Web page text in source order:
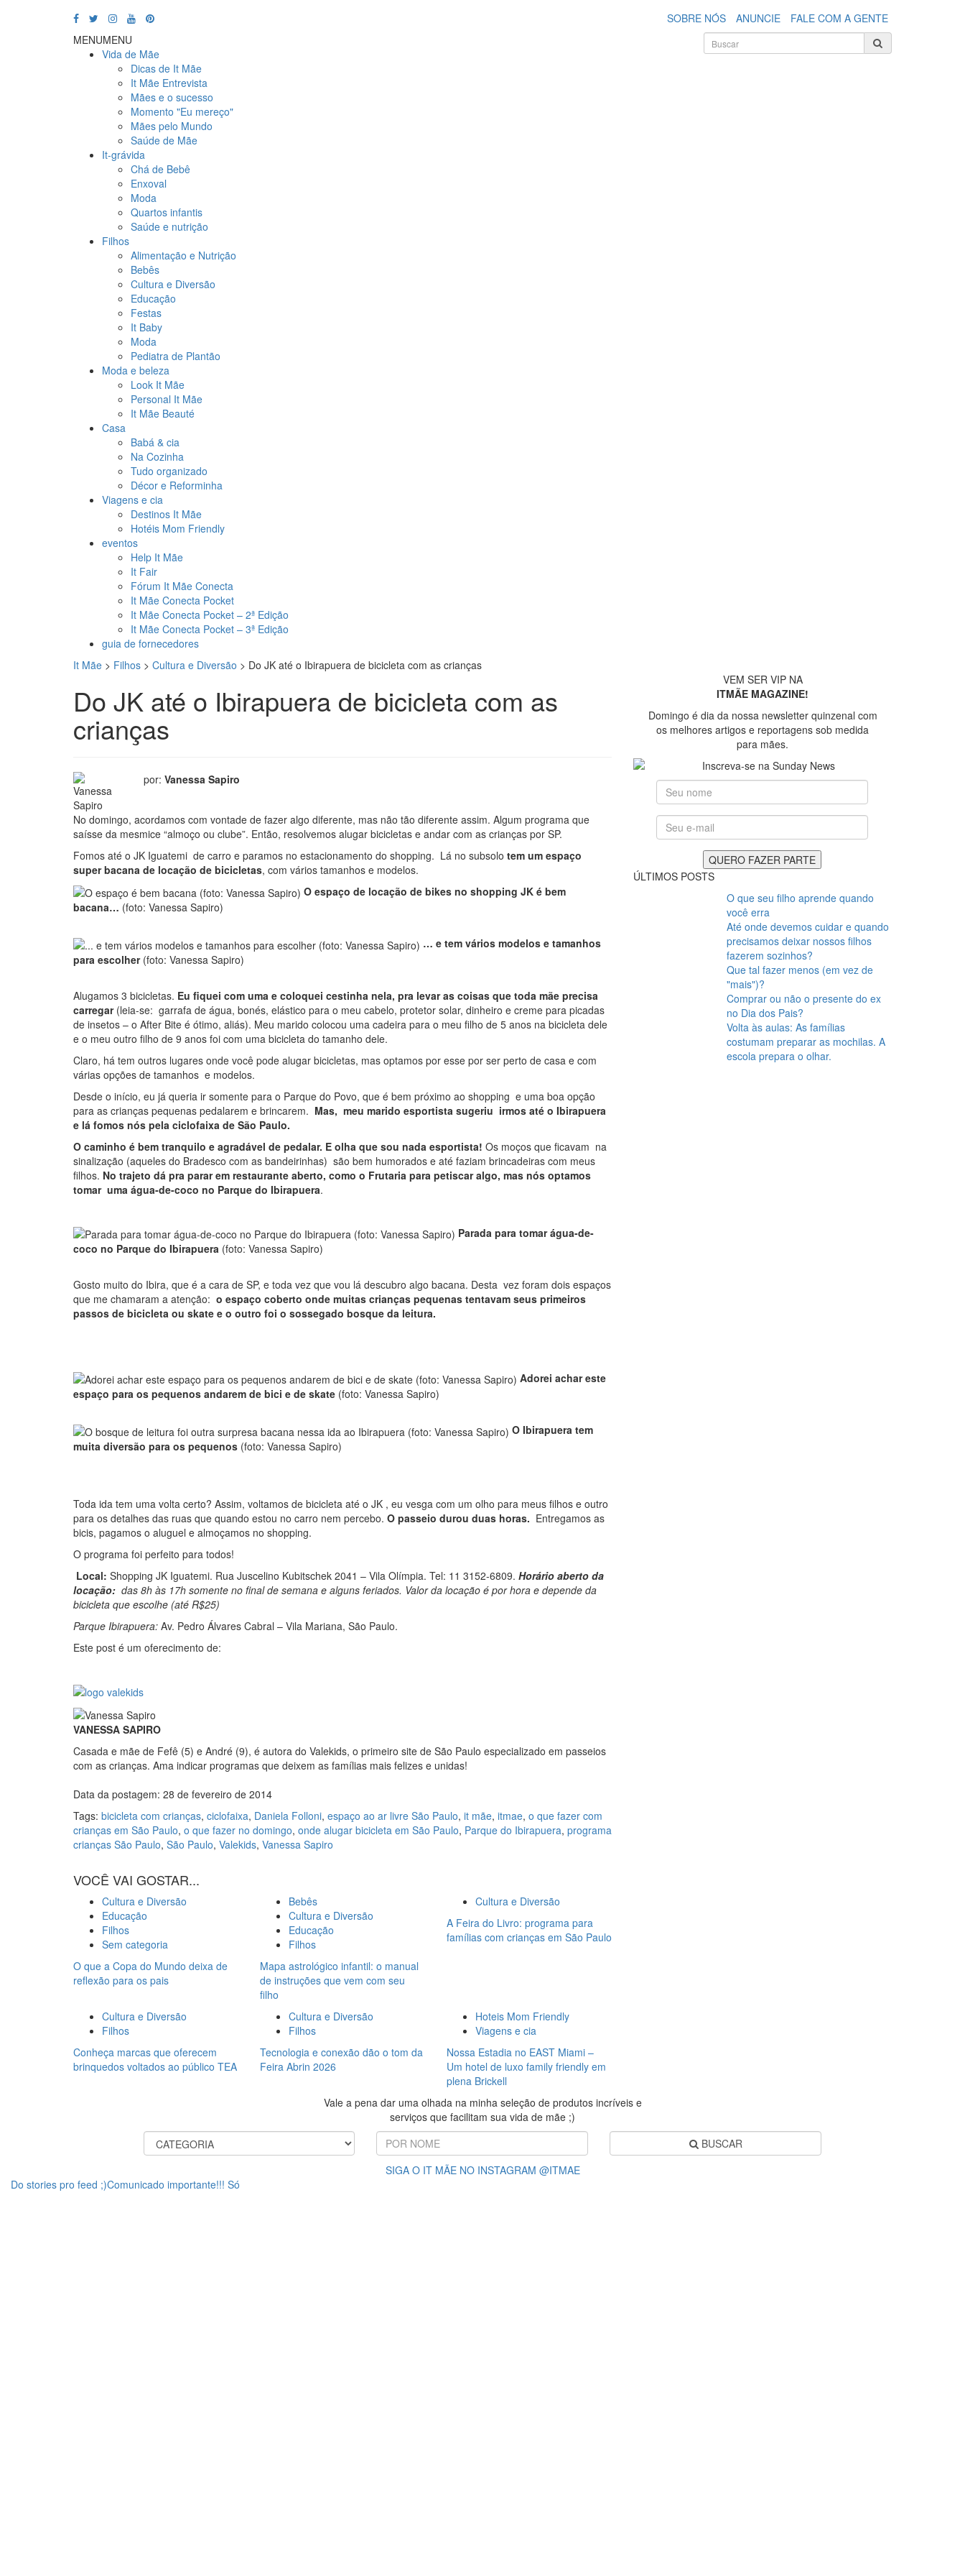
SOBRE NÓS ANUNCIE
FALE COM A GENTE
MENUMENU
Vida de Mãe
Dicas de It Mãe
It Mãe Entrevista
Mães e o sucesso
Momento "Eu mereço"
Mães pelo Mundo
Saúde de Mãe
It-grávida
Chá de Bebê
Enxoval
Moda
Quartos infantis
Saúde e nutrição
Filhos
Alimentação e Nutrição
Bebês
Cultura e Diversão
Educação
Festas
It Baby
Moda
Pediatra de Plantão
Moda e beleza
Look It Mãe
Personal It Mãe
It Mãe Beauté
Casa
Babá & cia
Na Cozinha
Tudo organizado
Décor e Reforminha
Viagens e cia
Destinos It Mãe
Hotéis Mom Friendly
eventos
Help It Mãe
It Fair
Fórum It Mãe Conecta
It Mãe Conecta Pocket
It Mãe Conecta Pocket – 2ª Edição
It Mãe Conecta Pocket – 3ª Edição
guia de fornecedores
It Mãe > Filhos > Cultura e Diversão > Do JK até o Ibirapuera de bicicleta com as crianças
Do JK até o Ibirapuera de bicicleta com as
crianças
por: Vanessa Sapiro
No domingo, acordamos com vontade de fazer algo diferente, mas não tão diferente assim. Algum programa que
saísse da mesmice “almoço ou clube”. Então, resolvemos alugar bicicletas e andar com as crianças por SP.
Fomos até o JK Iguatemi de carro e paramos no estacionamento do shopping. Lá no subsolo tem um espaço
super bacana de locação de bicicletas, com vários tamanhos e modelos.
O espaço de locação de bikes no shopping JK é bem
bacana… (foto: Vanessa Sapiro)
… e tem vários modelos e tamanhos
para escolher(foto: Vanessa Sapiro)
Alugamos 3 bicicletas. Eu fiquei com uma e coloquei cestinha nela, pra levar as coisas que toda mãe precisa
carregar(leia-se: garrafa de água, bonés, elástico para o meu cabelo, protetor solar, dinheiro e creme para picadas
de insetos – o After Bite é ótimo, aliás). Meu marido colocou uma cadeira para o meu filho de 5 anos na bicicleta dele
e o meu outro filho de 9 anos foi com uma bicicleta do tamanho dele.
Claro, há tem outros lugares onde você pode alugar bicicletas, mas optamos por esse por ser perto de casa e com
várias opções de tamanhos e modelos.
Desde o início, eu já queria ir somente para o Parque do Povo, que é bem próximo ao shopping e uma boa opção
para as crianças pequenas pedalarem e brincarem. Mas, meu marido esportista sugeriu irmos até o Ibirapuera
e lá fomos nós pela ciclofaixa de São Paulo.
O caminho é bem tranquilo e agradável de pedalar. E olha que sou nada esportista! Os moços que ficavam na
sinalização (aqueles do Bradesco com as bandeirinhas) são bem humorados e até faziam brincadeiras com meus
filhos. No trajeto dá pra parar em restaurante aberto, como o Frutaria para petiscar algo, mas nós optamos
tomar uma água-de-coco no Parque do Ibirapuera.
Parada para tomar água-de-
coco no Parque do Ibirapuera (foto: Vanessa Sapiro)
Gosto muito do Ibira, que é a cara de SP, e toda vez que vou lá descubro algo bacana. Desta vez foram dois espaços
que me chamaram a atenção: o espaço coberto onde muitas crianças pequenas tentavam seus primeiros
passos de bicicleta ou skate e o outro foi o sossegado bosque da leitura.
Adorei achar este
espaço para os pequenos andarem de bici e de skate (foto: Vanessa Sapiro)
O Ibirapuera tem
muita diversão para os pequenos (foto: Vanessa Sapiro)
Toda ida tem uma volta certo? Assim, voltamos de bicicleta até o JK , eu vesga com um olho para meus filhos e outro
para os detalhes das ruas que quando estou no carro nem percebo. O passeio durou duas horas. Entregamos as
bicis, pagamos o aluguel e almoçamos no shopping.
O programa foi perfeito para todos!
Local: Shopping JK Iguatemi. Rua Juscelino Kubitschek 2041 – Vila Olímpia. Tel: 11 3152-6809. Horário aberto da
locação: das 8h às 17h somente no final de semana e alguns feriados. Valor da locação é por hora e depende da
bicicleta que escolhe (até R$25)
Parque Ibirapuera: Av. Pedro Álvares Cabral – Vila Mariana, São Paulo.
Este post é um oferecimento de:
VANESSA SAPIRO
Casada e mãe de Fefê (5) e André (9), é autora do Valekids, o primeiro site de São Paulo especializado em passeios
com as crianças. Ama indicar programas que deixem as famílias mais felizes e unidas!
Data da postagem: 28 de fevereiro de 2014
Tags: bicicleta com crianças, ciclofaixa, Daniela Folloni, espaço ao ar livre São Paulo, it mãe, itmae, o que fazer com
crianças em São Paulo, o que fazer no domingo, onde alugar bicicleta em São Paulo, Parque do Ibirapuera, programa
crianças São Paulo, São Paulo, Valekids, Vanessa Sapiro
VOCÊ VAI GOSTAR...
Cultura e Diversão
Educação
Filhos
Sem categoria
O que a Copa do Mundo deixa de
reflexão para os pais
Bebês
Cultura e Diversão
Educação
Filhos
Mapa astrológico infantil: o manual
de instruções que vem com seu
filho
Cultura e Diversão
A Feira do Livro: programa para
famílias com crianças em São Paulo
Cultura e Diversão
Filhos
Conheça marcas que oferecem
brinquedos voltados ao público TEA
Cultura e Diversão
Filhos
Tecnologia e conexão dão o tom da
Feira Abrin 2026
Hoteis Mom Friendly
Viagens e cia
Nossa Estadia no EAST Miami –
Um hotel de luxo family friendly em
plena Brickell
VEM SER VIP NA
ITMÃE MAGAZINE!
Domingo é dia da nossa newsletter quinzenal com
os melhores artigos e reportagens sob medida
para mães.
ÚLTIMOS POSTS
O que seu filho aprende quando
você erra
Até onde devemos cuidar e quando
precisamos deixar nossos filhos
fazerem sozinhos?
Que tal fazer menos (em vez de
"mais")?
Comprar ou não o presente do ex
no Dia dos Pais?
Volta às aulas: As famílias
costumam preparar as mochilas. A
escola prepara o olhar.
Vale a pena dar uma olhada na minha seleção de produtos incríveis e
serviços que facilitam sua vida de mãe ;)
BUSCAR
SIGA O IT MÃE NO INSTAGRAM @ITMAE
Do stories pro feed ;)Comunicado importante!!! Só